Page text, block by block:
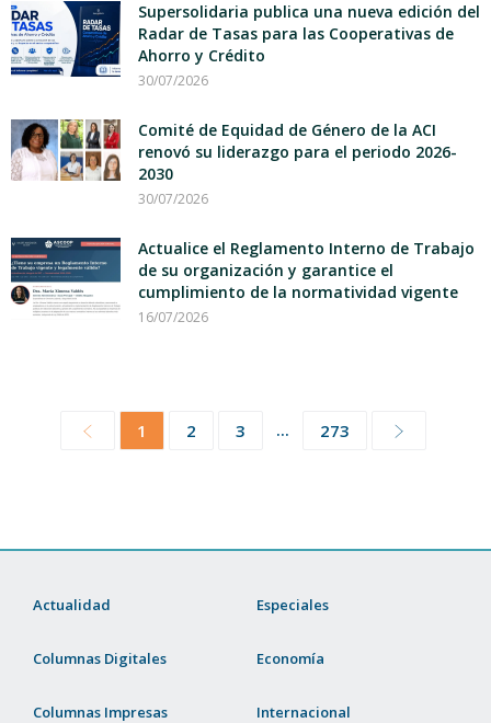
Supersolidaria publica una nueva edición del
Radar de Tasas para las Cooperativas de
Ahorro y Crédito
30/07/2026
Comité de Equidad de Género de la ACI
renovó su liderazgo para el periodo 2026-
2030
30/07/2026
Actualice el Reglamento Interno de Trabajo
de su organización y garantice el
cumplimiento de la normatividad vigente
16/07/2026
1 2 3 ... 273
Actualidad
Columnas Digitales
Columnas Impresas
Especiales
Economía
Internacional